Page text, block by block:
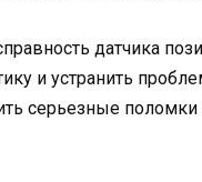
датчика
и устранить
серьезные поломки